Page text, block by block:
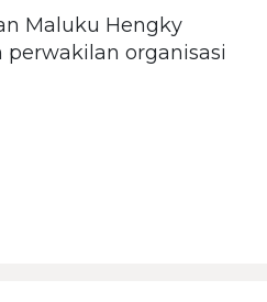
Maluku Hengky
perwakilan organisasi